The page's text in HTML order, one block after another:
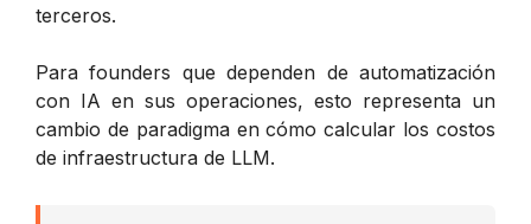
terceros.
Para founders que dependen de automatización
con IA en sus operaciones, esto representa un
cambio de paradigma en cómo calcular los costos
de infraestructura de LLM.